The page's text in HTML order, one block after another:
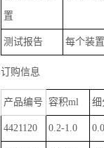
置
测试报告 每个装
订购信息
产品编号 容积ml 细
4421120 0.2-1.0